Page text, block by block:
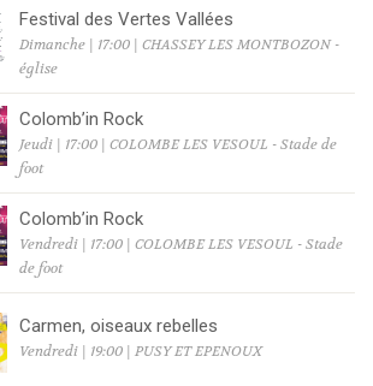
Festival des Vertes Vallées
Dimanche | 17:00 | CHASSEY LES MONTBOZON -
église
Colomb’in Rock
Jeudi | 17:00 | COLOMBE LES VESOUL - Stade de
foot
Colomb’in Rock
Vendredi | 17:00 | COLOMBE LES VESOUL - Stade
de foot
Carmen, oiseaux rebelles
Vendredi | 19:00 | PUSY ET EPENOUX